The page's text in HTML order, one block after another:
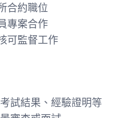
合約職位
專案合作
可監督工作
試結果、經驗證明等